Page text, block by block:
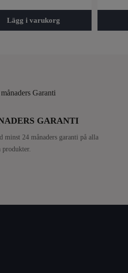
Lägg i varukorg
GARANTI
minst 24 månaders garanti på alla
produkter.